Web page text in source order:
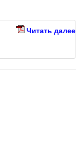
Читать далее